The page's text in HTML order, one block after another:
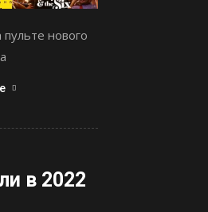
нового
в 2022